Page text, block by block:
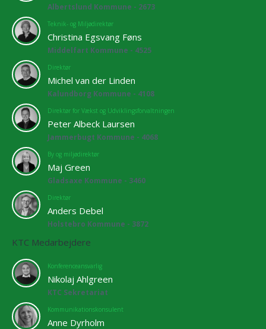
Albertslund Kommune - 2673
Teknik- og Miljødirektør
Christina Egsvang Føns
Middelfart Kommune - 4525
Direktør
Michel van der Linden
Kalundborg Kommune - 4108
Direktør for Vækst og Udviklingsforvaltningen
Peter Albeck Laursen
Jammerbugt Kommune - 4068
By og miljødirektør
Maj Green
Gladsaxe Kommune - 3460
Direktør
Anders Debel
Holstebro Kommune - 3872
KTC Medarbejdere
Konferenceansvarlig
Nikolaj Ahlgreen
KTC Sekretariat
Kommunikationskonsulent
Anne Dyrholm